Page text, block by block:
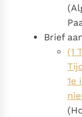
Brief
(1
1e